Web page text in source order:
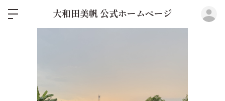
大和田美帆 公式ホームページ